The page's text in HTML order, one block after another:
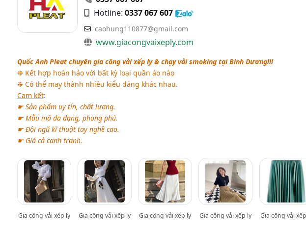
Hotline: 0337 067 607
caohung110877@gmail.com
www.giacongvaixeply.com
Quốc Anh Pleat chuyên gia công vải xếp ly & chạy vải smoking tại Bình Dương!!!
❉ Kết hợp hoàn hảo với bất kỳ loại quần áo nào
❉ Có thể may thành nhiều kiểu dáng khác nhau.
Cam kết:
☛ Sản phẩm uy tín, chất lượng.
☛ Mẫu mã đa dạng, phong phú.
☛ Đội ngũ kĩ thuật tay nghề cao.
☛ Giá cả cạnh tranh.
Gia công vải xếp ly Gia công vải xếp ly Gia công vải xếp ly Gia công vải xếp ly Gia công vải